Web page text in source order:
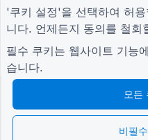
커뮤니티에 가입하세요
도움말 센터
블로그
회사 소
문의하기
'쿠키 설정'을 선택하여 허
니다. 언제든지 동의를 철회
필수 쿠키는 웹사이트 기능
습니다.
모든
비필